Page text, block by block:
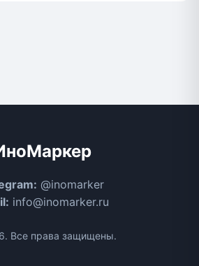
@inomarker
info@inomarker.ru
Все права защищены.